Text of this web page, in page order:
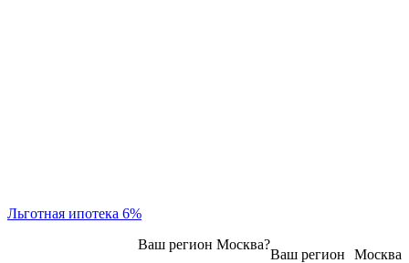
Льготная ипотека 6%
Москва
Ваш регион
Ваш регион Москва?